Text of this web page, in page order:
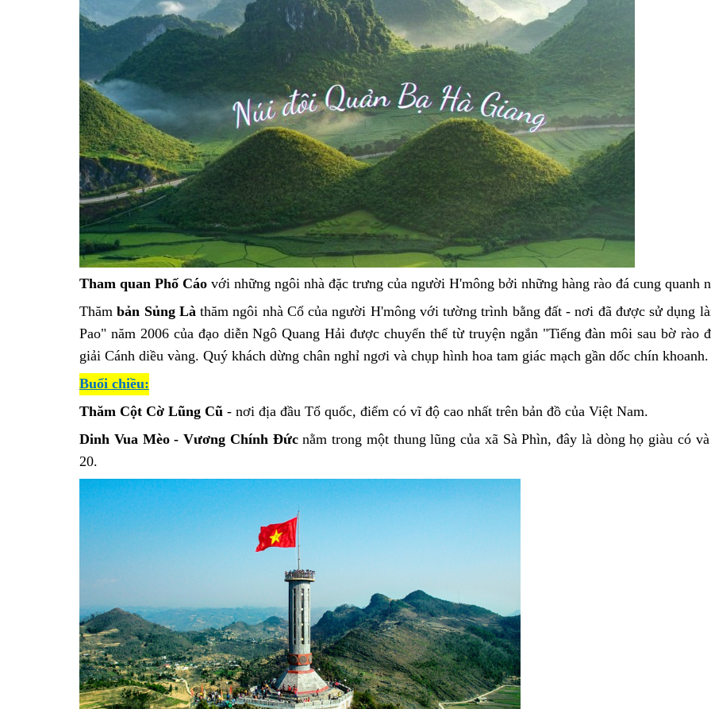
Tham quan Phố Cáo với những ngôi nhà đặc trưng của người H'mông bởi những hàng rào đá cung quanh
Thăm bản Sủng Làthăm ngôi nhà Cổ của người H'mông với tường trình bằng đất - nơi đã được sử dụng
Pao" năm 2006 của đạo diễn Ngô Quang Hải được chuyển thể từ truyện ngắn "Tiếng đàn môi sau bờ
giải Cánh diều vàng. Quý khách dừng chân nghỉ ngơi và chụp hình hoa tam giác mạch gần dốc chín khoanh.
Buổi chiều:
Thăm Cột Cờ Lũng Cũ - nơi địa đầu Tổ quốc, điểm có vĩ độ cao nhất trên bản đồ của Việt Nam.
Dinh Vua Mèo - Vương Chính Đứcnằm trong một thung lũng của xã Sà Phìn, đây là dòng họ giàu có
20.